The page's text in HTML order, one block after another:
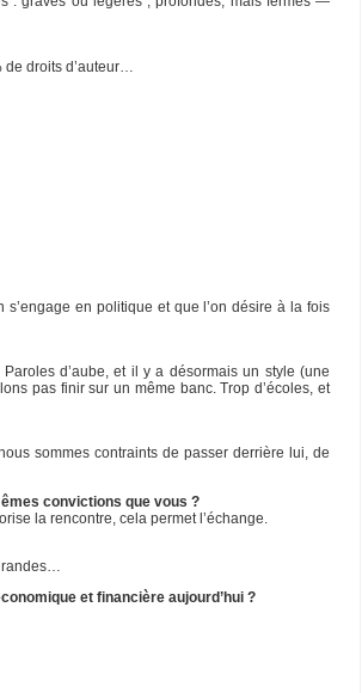
droits d’auteur…
en politique et que l’on désire à la fois
d’aube, et il y a désormais un style (une
pas finir sur un même banc. Trop d’écoles, et
sommes contraints de passer derrière lui, de
convictions que vous ?
la rencontre, cela permet l’échange.
et financière aujourd’hui ?